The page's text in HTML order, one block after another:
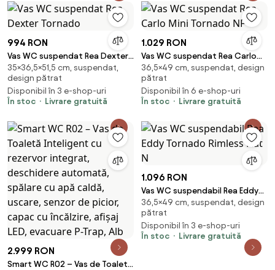
994 RON
Vas WC suspendat Rea Dexter
Tornado
35×36,5×51,5 cm, suspendat,
design pătrat
Disponibil în 3 e-shop-uri
În stoc
Livrare gratuită
1.029 RON
Vas WC suspendat Rea Carlo
Mini Tornado NF
36,5×49 cm, suspendat, design
pătrat
Disponibil în 6 e-shop-uri
În stoc
Livrare gratuită
2.999 RON
Smart WC R02 – Vas de Toaletă
1.096 RON
Vas WC suspendabil Rea Eddy
Tornado Rimless Flat N
36,5×49 cm, suspendat, design
pătrat
Disponibil în 3 e-shop-uri
În stoc
Livrare gratuită